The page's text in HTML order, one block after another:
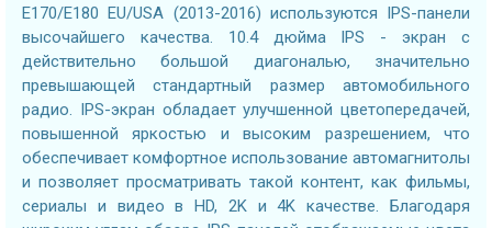
E170/E180 EU/USA (2013-2016) используются IPS-панели
высочайшего качества. 10.4 дюйма IPS - экран с
действительно большой диагональю, значительно
превышающей стандартный размер автомобильного
радио. IPS-экран обладает улучшенной цветопередачей,
повышенной яркостью и высоким разрешением, что
обеспечивает комфортное использование автомагнитолы
и позволяет просматривать такой контент, как фильмы,
сериалы и видео в HD, 2K и 4K качестве. Благодаря